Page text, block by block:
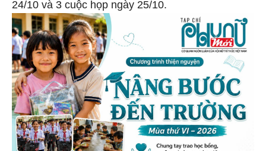
24/10 và 3 cuộc họp ngày 25/10.